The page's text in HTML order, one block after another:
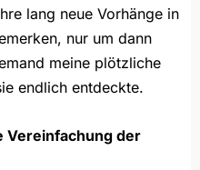
lang neue Vorhänge in
nur um dann
meine plötzliche
endlich entdeckte.
Vereinfachung der